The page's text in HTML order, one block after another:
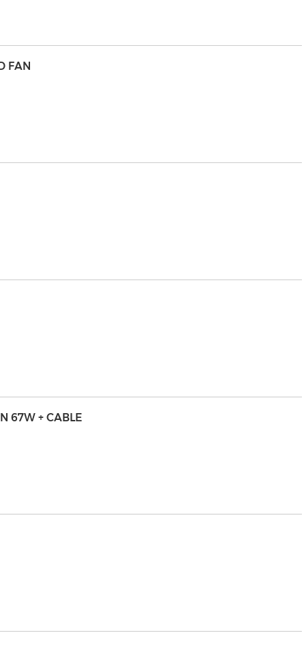
FAN
67W + CABLE